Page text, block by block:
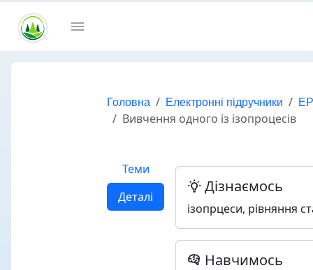
Головна Електронні підручники
Вивчення одного із ізопроцесів
Теми
Деталі
Дізнаємось
ізопрцеси, рівняння
Навчимось